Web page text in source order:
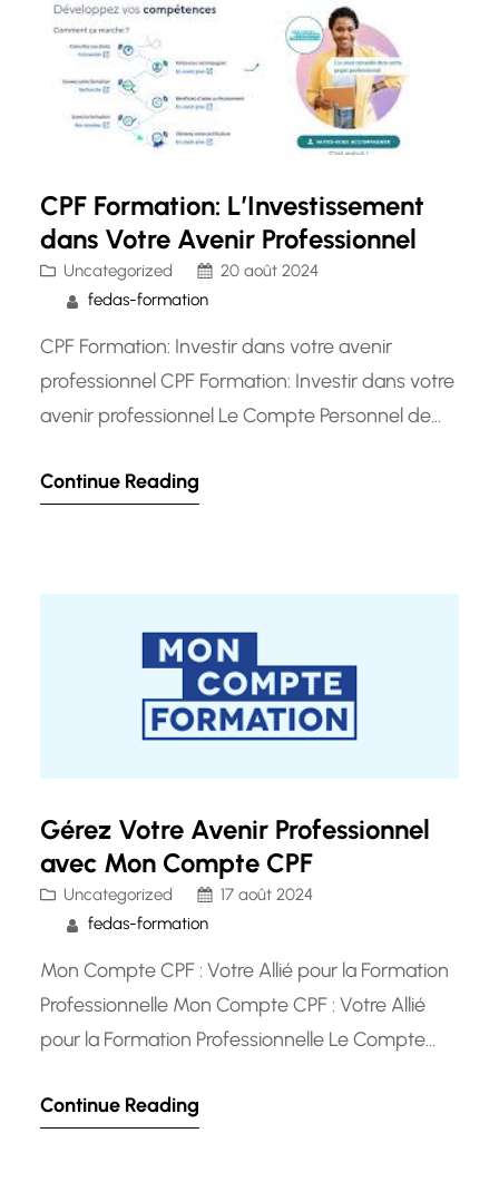
CPF Formation: L’Investissement
dans Votre Avenir Professionnel
Uncategorized
20 août 2024
fedas-formation
CPF Formation: Investir dans votre avenir
professionnel CPF Formation: Investir dans votre
avenir professionnel Le Compte Personnel de
les travailleurs qui souhaitent développer leurs
professionnelle, vous investissez également
Continue Reading
Gérez Votre Avenir Professionnel
avec Mon Compte CPF
Uncategorized
17 août 2024
fedas-formation
Mon Compte CPF : Votre Allié pour la Formation
Professionnelle Mon Compte CPF : Votre Allié
pour la Formation Professionnelle Le Compte
essentiel pour tous les travailleurs qui souhaitent
Continue Reading